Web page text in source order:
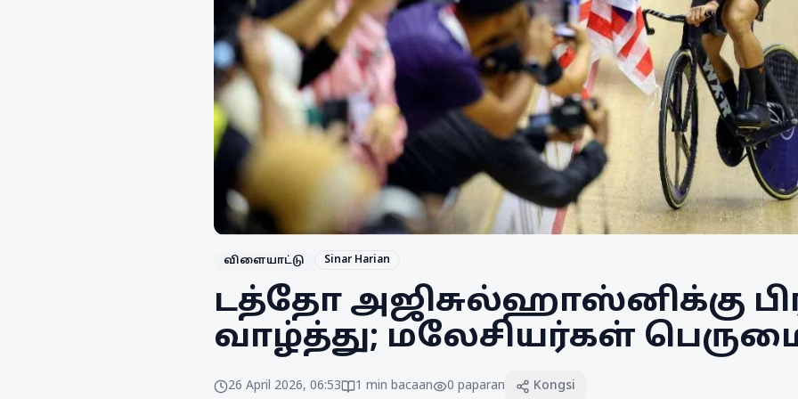
விளையாட்டு Sinar Harian
டத்தோ அஜிசுல்ஹாஸ்னிக்கு
வாழ்த்து; மலேசியர்கள்
26 April 2026, 06:53 1 min bacaan 0 paparan Kongsi